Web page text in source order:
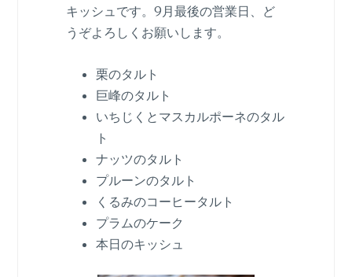
キッシュです。9月最後の営業日、ど
うぞよろしくお願いします。
栗のタルト
巨峰のタルト
いちじくとマスカルポーネのタル
ト
ナッツのタルト
プルーンのタルト
くるみのコーヒータルト
プラムのケーク
本日のキッシュ